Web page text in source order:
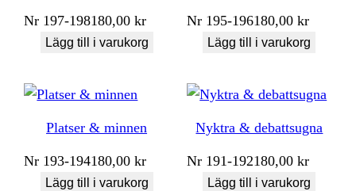
Nr 197-198180,00kr
Lägg till i varukorg
Nr 195-196180,00kr
Lägg till i varukorg
Platser & minnen
Nr 193-194180,00kr
Lägg till i varukorg
Nyktra & debattsugna
Nr 191-192180,00kr
Lägg till i varukorg